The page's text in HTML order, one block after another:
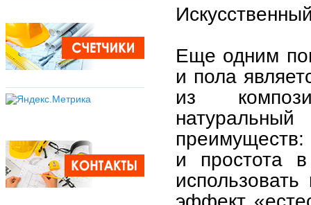
Еще одним
и пола
из
преимуществ:
и простота